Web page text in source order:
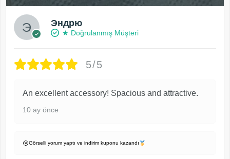
Эндрю
★ Doğrulanmış Müşteri
5/5
An excellent accessory! Spacious and attractive.
10 ay önce
Görselli yorum yaptı ve indirim kuponu kazandı